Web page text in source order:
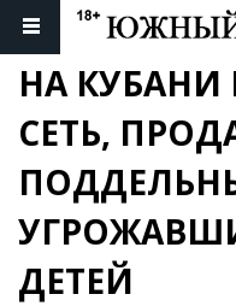
НА КУБАНИ
СЕТЬ,
ДЕТЕЙ